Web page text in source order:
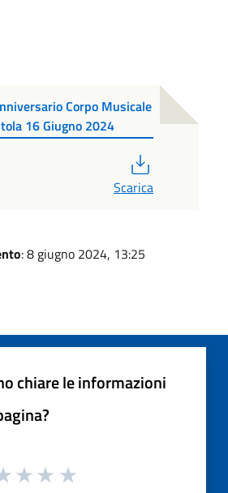
Corpo Musicale
16 Giugno 2024
Scarica
: 8 giugno 2024, 13:25
chiare le informazioni